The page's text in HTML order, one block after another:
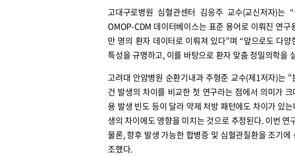
고대구로병원 심혈관센터 김응주 교수(교신저자)는
OMOP-CDM 데이터베이스는 표준 용어로 이뤄진 연
만 명의 환자 데이터로 이뤄져 있다”며 “앞으로도 다
특성을 규명하고, 이를 바탕으로 환자 맞춤 정밀의학을
고려대 안암병원 순환기내과 주형준 교수(제1저자)는
건 발생의 차이를 비교한 첫 연구라는 점에서 의미가
용 발생 빈도 등이 달라 약제 처방 패턴에도 차이가 있
생의 차이에도 영향을 미치는 것으로 추정된다. 이번
물론, 향후 발생 가능한 합병증 및 심혈관질환을 조기
조했다.